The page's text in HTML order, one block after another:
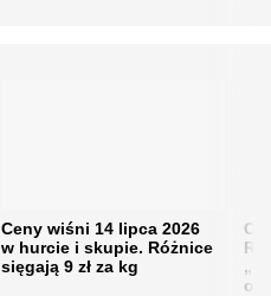
Ceny wiśni 14 lipca 2026
w hurcie i skupie. Różnice
sięgają 9 zł za kg